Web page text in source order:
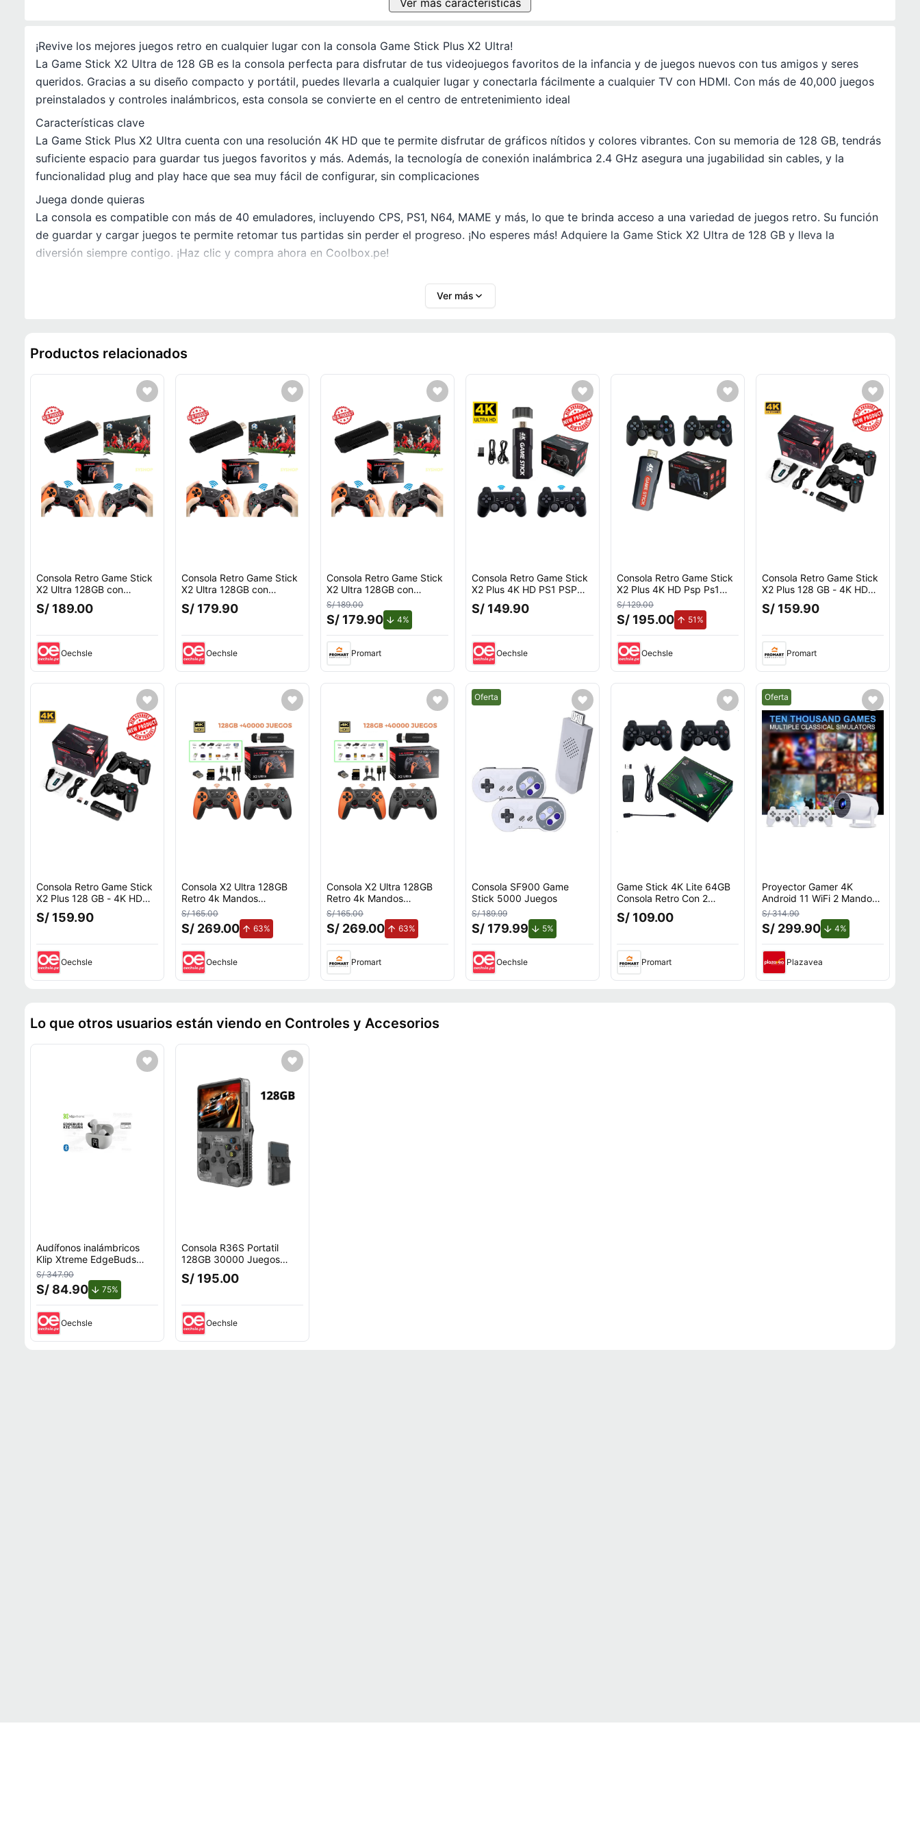
Ver más características
¡Revive los mejores juegos retro en cualquier lugar con la consola Game Stick Plus X2 Ultra!
La Game Stick X2 Ultra de 128 GB es la consola perfecta para disfrutar de tus videojuegos favoritos de la infancia y de juegos nuevos con tus amigos y seres
queridos. Gracias a su diseño compacto y portátil, puedes llevarla a cualquier lugar y conectarla fácilmente a cualquier TV con HDMI. Con más de 40,000 juegos
preinstalados y controles inalámbricos, esta consola se convierte en el centro de entretenimiento ideal
Características clave
La Game Stick Plus X2 Ultra cuenta con una resolución 4K HD que te permite disfrutar de gráficos nítidos y colores vibrantes. Con su memoria de 128 GB, tendrás
suficiente espacio para guardar tus juegos favoritos y más. Además, la tecnología de conexión inalámbrica 2.4 GHz asegura una jugabilidad sin cables, y la
funcionalidad plug and play hace que sea muy fácil de configurar, sin complicaciones
Juega donde quieras
La consola es compatible con más de 40 emuladores, incluyendo CPS, PS1, N64, MAME y más, lo que te brinda acceso a una variedad de juegos retro. Su función
de guardar y cargar juegos te permite retomar tus partidas sin perder el progreso. ¡No esperes más! Adquiere la Game Stick X2 Ultra de 128 GB y lleva la
diversión siempre contigo. ¡Haz clic y compra ahora en Coolbox.pe!
Ver más
Productos relacionados
Consola Retro Game Stick
X2 Ultra 128GB con
mandos recargables
S/ 189.00
Oechsle
Consola Retro Game Stick
X2 Ultra 128GB con
mandos recargables
S/ 179.90
Oechsle
Consola Retro Game Stick
X2 Ultra 128GB con
mandos recargables
S/ 189.00
S/ 179.90 4%
Promart
Consola Retro Game Stick
X2 Plus 4K HD PS1 PSP
SN64 30000 Juegos con
Mandos Recargables
S/ 149.90
Oechsle
Consola Retro Game Stick
X2 Plus 4K HD Psp Ps1
Sn64 30000 Juegos
Incorporados Mandos
Recargables
S/ 129.00
S/ 195.00 51%
Oechsle
Consola Retro Game Stick
X2 Plus 128 GB - 4K HD
Ps1 Psp Sn64 40000
Juegos con Mandos
S/ 159.90
Promart
Consola Retro Game Stick
X2 Plus 128 GB - 4K HD
Ps1 Psp Sn64 40000
Juegos con Mandos
S/ 159.90
Oechsle
Consola X2 Ultra 128GB
Retro 4k Mandos
Inalambricos
S/ 165.00
S/ 269.00 63%
Oechsle
Consola X2 Ultra 128GB
Retro 4k Mandos
Inalambricos
S/ 165.00
S/ 269.00 63%
Promart
Mejor precio.
Oferta
Consola SF900 Game
Stick 5000 Juegos
S/ 189.99
S/ 179.99 5%
Oechsle
Game Stick 4K Lite 64GB
Consola Retro Con 2
Mandos Inalámbricos
S/ 109.00
Promart
Mejor precio.
Oferta
Proyector Gamer 4K
Android 11 WiFi 2 Mandos
10000 Juegos
S/ 314.90
S/ 299.90 4%
Plazavea
Lo que otros usuarios están viendo en Controles y Accesorios
Audífonos inalámbricos
Klip Xtreme EdgeBuds
KTE-755WH
S/ 347.90
S/ 84.90 75%
Oechsle
Consola R36S Portatil
128GB 30000 Juegos
Negro
S/ 195.00
Oechsle